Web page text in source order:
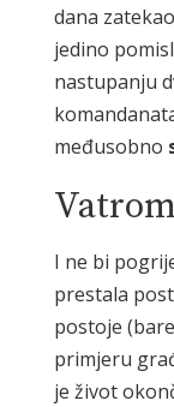
dana
jedino
nastupanju
međusobno
I ne bi
prestala
postoje
primjeru
je život